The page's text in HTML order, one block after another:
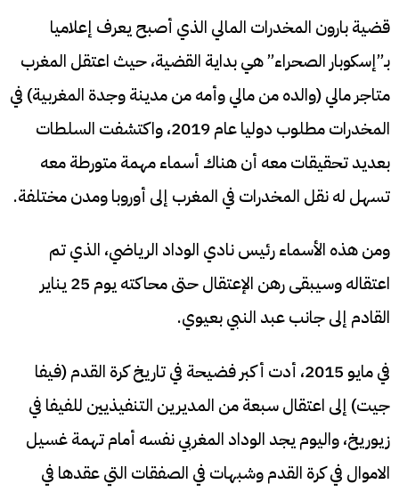
قضية بارون المخدرات المالي الذي أصبح يعرف إعلاميا
بـ”إسكوبار الصحراء” هي بداية القضية، حيث اعتقل المغرب
متاجر مالي (والده من مالي وأمه من مدينة وجدة المغربية) في
المخدرات مطلوب دوليا عام 2019، واكتشفت السلطات
بعديد تحقيقات معه أن هناك أسماء مهمة متورطة معه
تسهل له نقل المخدرات في المغرب إلى أوروبا ومدن مختلفة.
ومن هذه الأسماء رئيس نادي الوداد الرياضي، الذي تم
اعتقاله وسيبقى رهن الإعتقال حتى محاكته يوم 25 يناير
القادم إلى جانب عبد النبي بعيوي.
في مايو 2015، أدت أكبر فضيحة في تاريخ كرة القدم (فيفا
جيت) إلى اعتقال سبعة من المديرين التنفيذيين للفيفا في
زيوريخ، واليوم يجد الوداد المغربي نفسه أمام تهمة غسيل
الاموال في كرة القدم وشبهات في الصفقات التي عقدها في